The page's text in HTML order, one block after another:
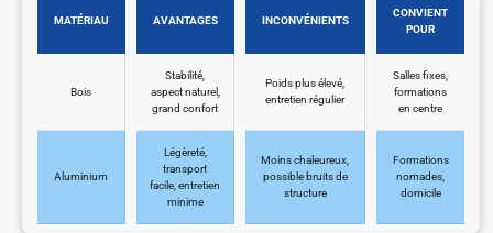
MATÉRIAU AVANTAGES INCONVÉNIENTS
CONVIENT
POUR
Bois
Stabilité,
aspect naturel,
grand confort
Poids plus élevé,
entretien régulier
Salles fixes,
formations
en centre
Aluminium
Légèreté,
transport
facile, entretien
minime
Moins chaleureux,
possible bruits de
structure
Formations
nomades,
domicile